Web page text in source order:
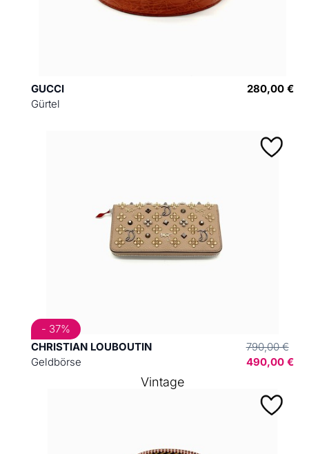
GUCCI
Gürtel
280,00 €
CHRISTIAN LOUBOUTIN
Geldbörse
790,00 €
490,00 €
- 37%
Vintage